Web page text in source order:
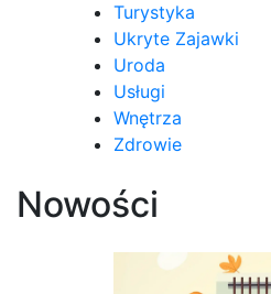
Turystyka
Ukryte Zajawki
Uroda
Usługi
Wnętrza
Zdrowie
Nowości